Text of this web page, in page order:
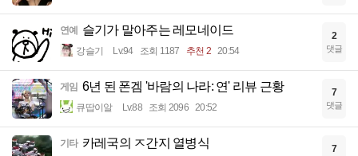
연예 슬기가 말아주는 레모네이드
강슬기 Lv.94 조회 1187 추천 2 20:54
2
댓글
게임 6년 된 폰겜 '바람의 나라: 연' 리뷰 근황
큐땁이알 Lv.88 조회 2096 20:52
7
댓글
기타 카레국의 ㅈ간지 열병식 7